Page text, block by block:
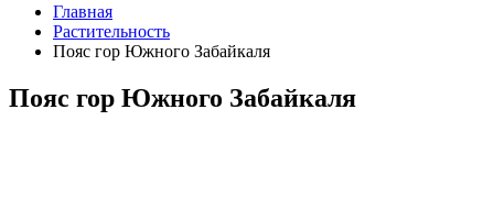
Главная
Растительность
Пояс гор Южного Забайкаля
Пояс гор Южного Забайкаля